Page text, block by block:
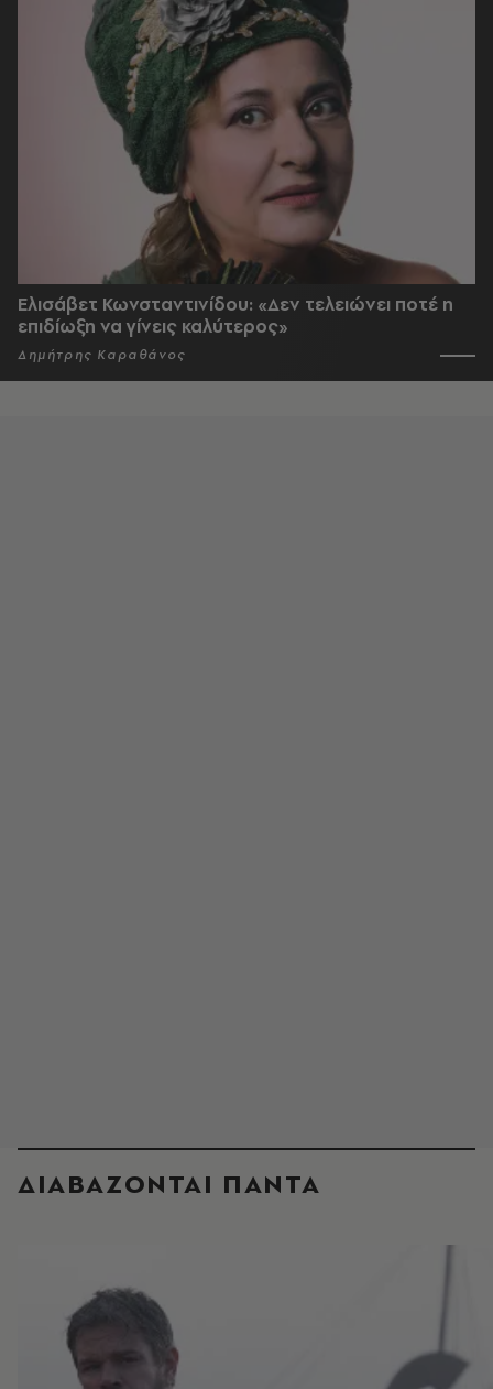
Ελισάβετ Κωνσταντινίδου: «Δεν τελειώνει ποτέ η
επιδίωξη να γίνεις καλύτερος»
Δημήτρης Καραθάνος
ΔΙΑΒΑΖΟΝΤΑΙ ΠΑΝΤΑ